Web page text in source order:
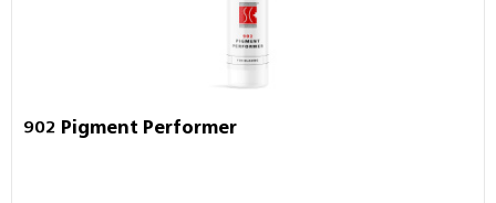
902 Pigment Performer